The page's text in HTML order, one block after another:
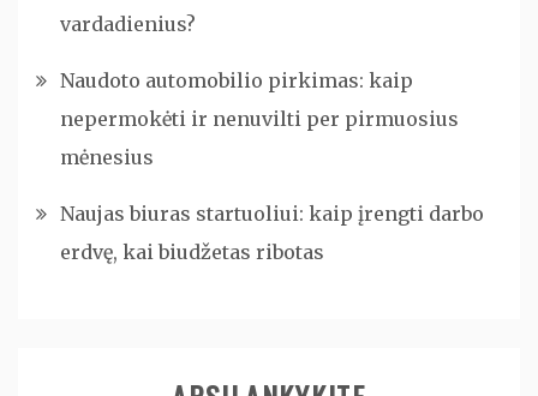
vardadienius?
Naudoto automobilio pirkimas: kaip
nepermokėti ir nenuvilti per pirmuosius
mėnesius
Naujas biuras startuoliui: kaip įrengti darbo
erdvę, kai biudžetas ribotas